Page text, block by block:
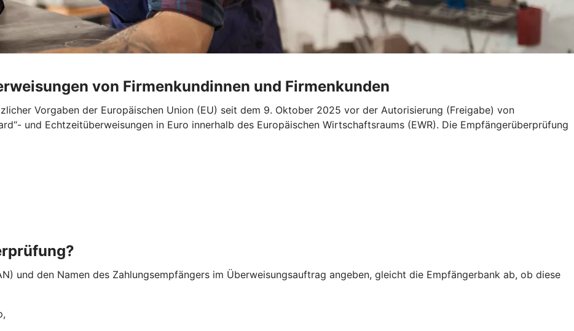
von Firmenkundinnen und Firmenkunden
Vorgaben der Europäischen Union (EU) seit dem 9. Oktober 2025 vor der Autorisierung (Freigabe) von
und Echtzeitüberweisungen in Euro innerhalb des Europäischen Wirtschaftsraums (EWR). Die Empfängerüberprüfung
und den Namen des Zahlungsempfängers im Überweisungsauftrag angeben, gleicht die Empfängerbank ab, ob diese